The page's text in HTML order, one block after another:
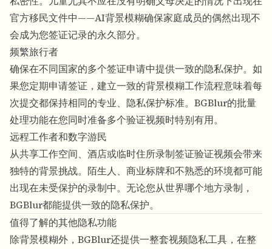
官方移民文件中——AI背景模糊确保家庭成员的偶然出现不
会成为您签证记录的永久部分。
频繁旅行者
确保在不同国家的多个签证申请中提供一致的隐私保护。如
果您定期申请签证，建立一致的背景模糊工作流程意味着每
次提交都保持相同的专业、隐私保护标准。 BGBlur的批量
处理功能在您同时准备多个验证视频时特别有用。
远程工作者和数字游民
从共享工作空间、酒店或临时住所录制签证验证视频会带来
独特的背景挑战。陌生人、商业标牌和不熟悉的环境都可能
出现在未受保护的录制中。无论您从世界哪个地方录制，
BGBlur都能提供一致的隐私保护。
值得了解的其他隐私功能
除背景模糊外， BGBlur还提供一整套视频隐私工具，在整